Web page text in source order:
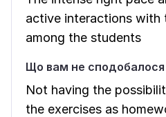
active interactions with
among the students
Що вам не сподобалося
Not having the
the exercises as